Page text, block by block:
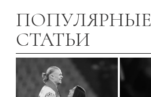
ПОПУЛЯРНЫЕ
СТАТЬИ